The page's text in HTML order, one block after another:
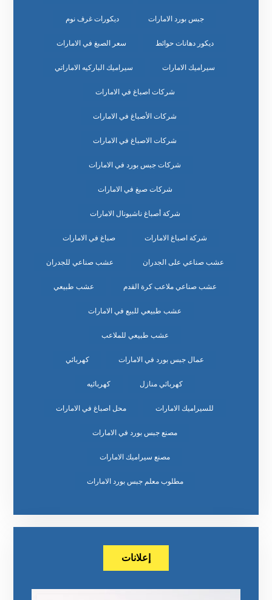
جبس بورد الامارات ديكورات غرف نوم
ديكور دهانات حوائط سعر الصبغ في الامارات
سيراميك الامارات سيراميك الباركيه الاماراتي
شركات اصباغ في الامارات
شركات الأصباغ في الامارات
شركات الاصباغ في الامارات
شركات جبس بورد في الامارات
شركات صبغ في الامارات
شركة أصباغ ناشيونال الامارات
شركة اصباغ الامارات صباغ في الامارات
عشب صناعي على الجدران عشب صناعي للجدران
عشب صناعي ملاعب كرة القدم عشب طبيعي
عشب طبيعي للبيع في الامارات
عشب طبيعي للملاعب
عمال جبس بورد في الامارات كهربائي
كهربائي منازل كهربائيه
للسيراميك الامارات محل اصباغ في الامارات
مصنع جبس بورد في الامارات
مصنع سيراميك الامارات
مطلوب معلم جبس بورد الامارات
إعلانات